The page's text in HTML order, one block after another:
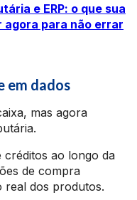
e ERP: o que sua
para não errar
em dados
mas agora
créditos ao longo da
de compra
real dos produtos.